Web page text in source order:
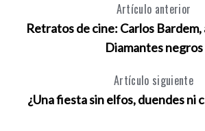
Artículo anterior
Retratos de cine: Carlos
Diamantes negros
Artículo siguiente
¿Una fiesta sin elfos, duendes ni